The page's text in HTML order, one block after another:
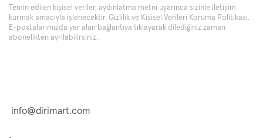
Temin edilen kişisel veriler, aydınlatma metni uyarınca sizinle iletişim
kurmak amacıyla işlenecektir. Gizlilik ve Kişisel Verileri Koruma Politikası.
E-postalarımızda yer alan bağlantıya tıklayarak dilediğiniz zaman
abonelikten ayrılabilirsiniz.
info@dirimart.com